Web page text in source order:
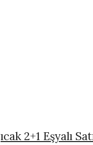
2+1 Eşyalı